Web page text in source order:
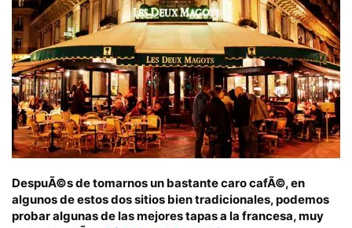
DespuÃ©s de tomarnos un bastante caro cafÃ©, en
algunos de estos dos sitios bien tradicionales, podemos
probar algunas de las mejorestapas a la francesa, muy